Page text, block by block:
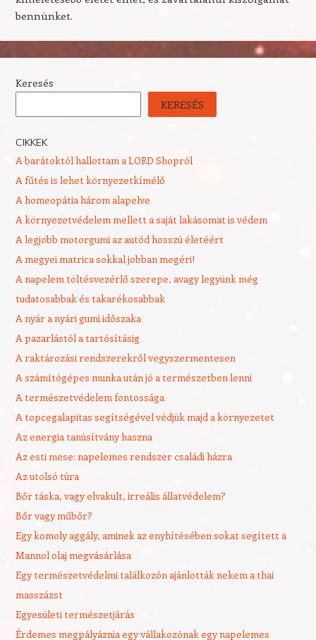
bennünket.
Keresés
KERESÉS
CIKKEK
A barátoktól hallottam a LORD Shopról
A fűtés is lehet környezetkímélő
A homeopátia három alapelve
A környezetvédelem mellett a saját lakásomat is védem
A legjobb motorgumi az autód hosszú életéért
A megyei matrica sokkal jobban megéri!
A napelem töltésvezérlő szerepe, avagy legyünk még
tudatosabbak és takarékosabbak
A nyár a nyári gumi időszaka
A pazarlástól a tartósításig
A raktározási rendszerekről vegyszermentesen
A számítógépes munka után jó a természetben lenni
A természetvédelem fontossága
A topcegalapitas segítségével védjük majd a környezetet
Az energia tanúsítvány haszna
Az esti mese: napelemes rendszer családi házra
Az utolsó túra
Bőr táska, vagy elvakult, irreális állatvédelem?
Bőr vagy műbőr?
Egy komoly aggály, aminek az enyhítésében sokat segített a
Mannol olaj megvásárlása
Egy természetvédelmi találkozón ajánlották nekem a thai
masszázst
Egyesületi természetjárás
Érdemes megpályáznia egy vállakozónak egy napelemes